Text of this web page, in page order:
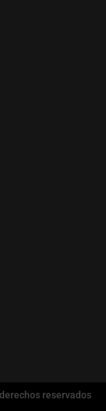
reservados